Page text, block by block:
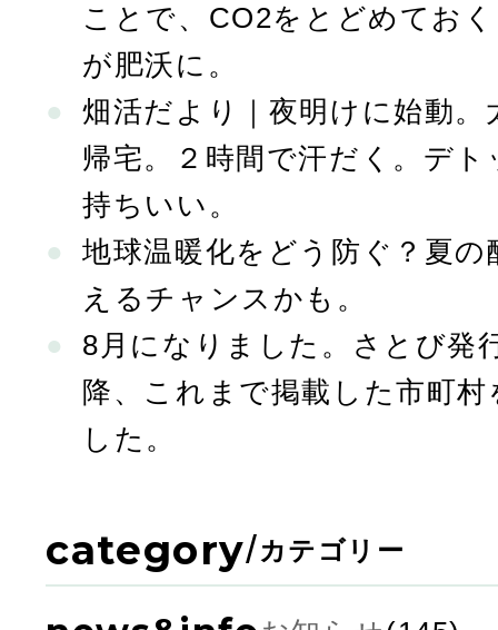
ことで、CO2をとどめてお
が肥沃に。
畑活だより｜夜明けに始動
帰宅。２時間で汗だく。デ
持ちいい。
地球温暖化をどう防ぐ？夏
えるチャンスかも。
8月になりました。さとび発
降、これまで掲載した市町
した。
category/カテゴリー